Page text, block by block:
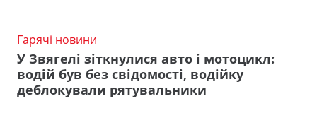
Гарячі новини
У Звягелі зіткнулися авто і мотоцикл:
водій був без свідомості, водійку
деблокували рятувальники